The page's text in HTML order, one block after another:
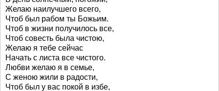
Желаю наилучшего всего,
Чтоб был рабом ты Божьим.
Чтоб в жизни получилось все,
Чтоб совесть была чистою,
Желаю я тебе сейчас
Начать с листа все чистого.
Любви желаю я в семье,
С женою жили в радости,
Чтоб был у вас покой в избе,